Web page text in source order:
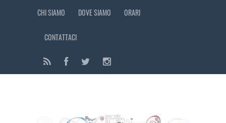
CHI SIAMO DOVE SIAMO ORARI
CONTATTACI